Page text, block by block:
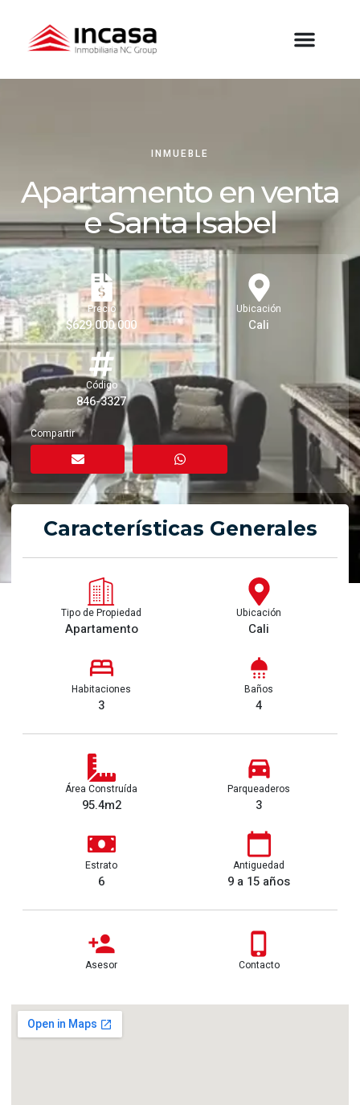
INMUEBLE
Apartamento en venta
e Santa Isabel
Precio
$629.000.000
Ubicación
Cali
Código
846-3327
Compartir
Características Generales
Tipo de Propiedad
Apartamento
Ubicación
Cali
Habitaciones
3
Baños
4
Área Construída
95.4m2
Parqueaderos
3
Estrato
6
Antiguedad
9 a 15 años
Asesor Contacto